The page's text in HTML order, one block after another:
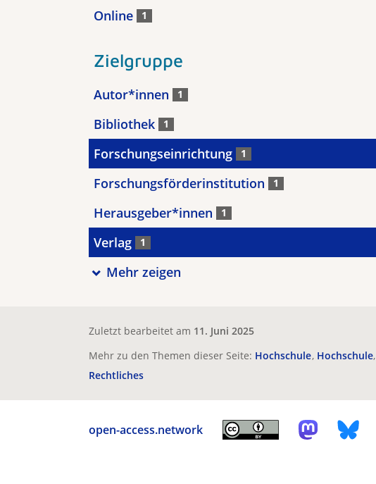
Online 1
Zielgruppe
Autor*innen 1
Bibliothek 1
Forschungseinrichtung 1
Forschungsförderinstitution 1
Herausgeber*innen 1
Verlag 1
Mehr zeigen
Zuletzt bearbeitet am 11. Juni 2025
Mehr zu den Themen dieser Seite: Hochschule Hochschule
Rechtliches
open-access.network